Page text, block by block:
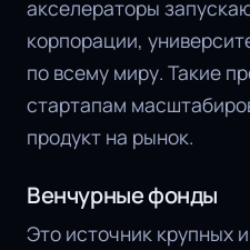
акселераторы
корпорации,
по всему миру. Такие
стартапам
продукт на рынок.
Венчурные фонды
Это источник крупных